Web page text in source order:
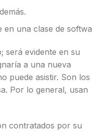
en una clase de
será evidente en su
a una nueva
puede asistir. Son los
Por lo general, usan
contratados por su